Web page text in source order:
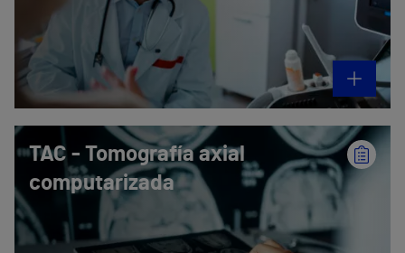
TAC - Tomografía axial
computarizada